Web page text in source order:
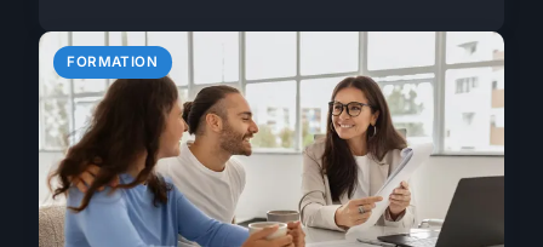
FORMATION